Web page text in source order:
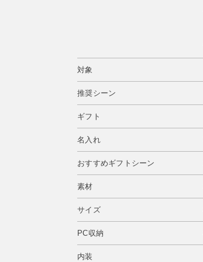
対象
推奨シーン
ギフト
名入れ
おすすめギフトシーン
素材
サイズ
PC収納
内装